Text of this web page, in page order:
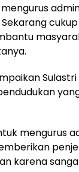
mengurus
mengurus
karena